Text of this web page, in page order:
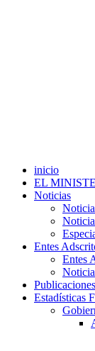
inicio
EL
Noticias
Entes
Entes
Publicaciones
Estadísticas